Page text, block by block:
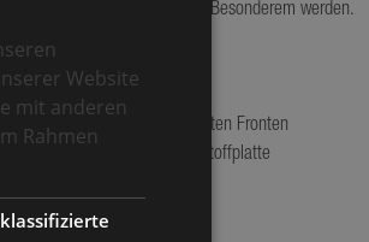
die Küche zu etwas ganz Besonderem werden.
Website
mit anderen
Rahmen